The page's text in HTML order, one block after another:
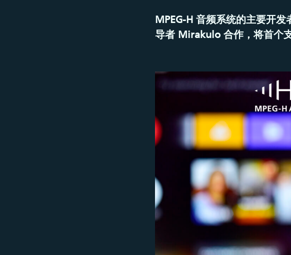
MPEG-H 音频系统的主要开
导者 Mirakulo 合作，将首个